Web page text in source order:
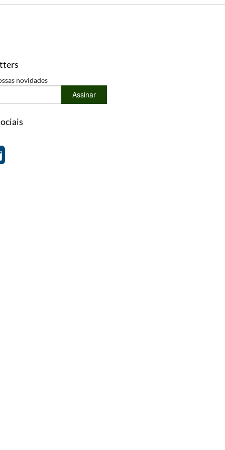
novidades
Assinar